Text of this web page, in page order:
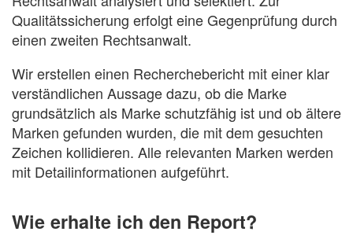
Qualitätssicherung erfolgt eine Gegenprüfung durch
einen zweiten Rechtsanwalt.
Wir erstellen einen Recherchebericht mit einer klar
verständlichen Aussage dazu, ob die Marke
grundsätzlich als Marke schutzfähig ist und ob ältere
Marken gefunden wurden, die mit dem gesuchten
Zeichen kollidieren. Alle relevanten Marken werden
mit Detailinformationen aufgeführt.
Wie erhalte ich den Report?